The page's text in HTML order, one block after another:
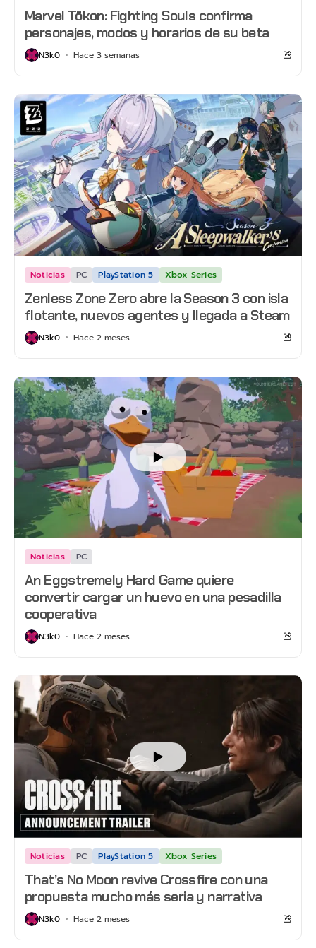
Marvel Tōkon: Fighting Souls confirma
personajes, modos y horarios de su beta
N3k0 Hace 3 semanas
Noticias PC PlayStation 5 Xbox Series
Zenless Zone Zero abre la Season 3 con isla
flotante, nuevos agentes y llegada a Steam
N3k0 Hace 2 meses
Noticias PC
An Eggstremely Hard Game quiere
convertir cargar un huevo en una pesadilla
cooperativa
N3k0 Hace 2 meses
Noticias PC PlayStation 5 Xbox Series
That’s No Moon revive Crossfire con una
propuesta mucho más seria y narrativa
N3k0 Hace 2 meses